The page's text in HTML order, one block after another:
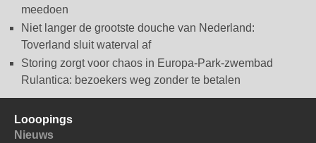
meedoen
Niet langer de grootste douche van Nederland:
Toverland sluit waterval af
Storing zorgt voor chaos in Europa-Park-zwembad
Rulantica: bezoekers weg zonder te betalen
Looopings
Nieuws